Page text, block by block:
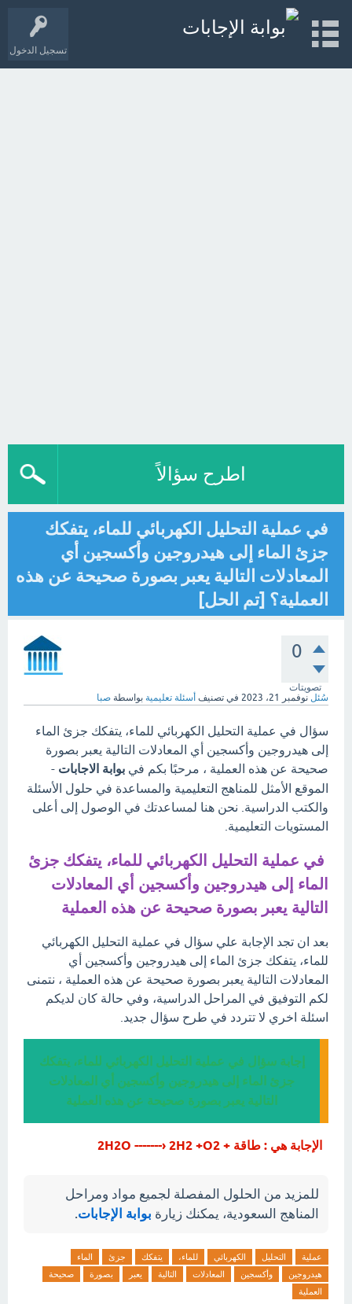
تسجيل الدخول
اطرح سؤالاً
في عملية التحليل الكهربائي للماء، يتفكك
جزئ الماء إلى هيدروجين وأكسجين أي
المعادلات التالية يعبر بصورة صحيحة عن هذه
العملية؟ [تم الحل]
0
تصويتات
سُئل نوفمبر 21، 2023 في تصنيف أسئلة تعليمية بواسطة صبا
سؤال في عملية التحليل الكهربائي للماء، يتفكك جزئ الماء
إلى هيدروجين وأكسجين أي المعادلات التالية يعبر بصورة
صحيحة عن هذه العملية ، مرحبًا بكم في بوابة الاجابات -
الموقع الأمثل للمناهج التعليمية والمساعدة في حلول الأسئلة
والكتب الدراسية. نحن هنا لمساعدتك في الوصول إلى أعلى
المستويات التعليمية.
في عملية التحليل الكهربائي للماء، يتفكك جزئ
الماء إلى هيدروجين وأكسجين أي المعادلات
التالية يعبر بصورة صحيحة عن هذه العملية
بعد ان تجد الإجابة علي سؤال في عملية التحليل الكهربائي
للماء، يتفكك جزئ الماء إلى هيدروجين وأكسجين أي
المعادلات التالية يعبر بصورة صحيحة عن هذه العملية ، نتمنى
لكم التوفيق في المراحل الدراسية، وفي حالة كان لديكم
اسئلة اخري لا تتردد في طرح سؤال جديد.
إجابة سؤال في عملية التحليل الكهربائي للماء، يتفكك
جزئ الماء إلى هيدروجين وأكسجين أي المعادلات
التالية يعبر بصورة صحيحة عن هذه العملية
الإجابة هي : طاقة + 2H2O -------› 2H2 +O2
للمزيد من الحلول المفصلة لجميع مواد ومراحل
المناهج السعودية، يمكنك زيارة بوابة الإجابات.
عملية التحليل الكهربائي للماء، يتفكك جزئ
الماء
هيدروجين
وأكسجين المعادلات التالية يعبر بصورة
صحيحة
العملية